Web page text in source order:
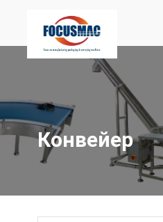
Конвейер